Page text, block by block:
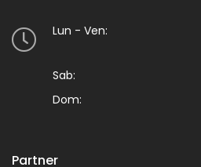
Vuoi mettere in vendita
Lun - Ven:
Sab:
Dom:
Partner